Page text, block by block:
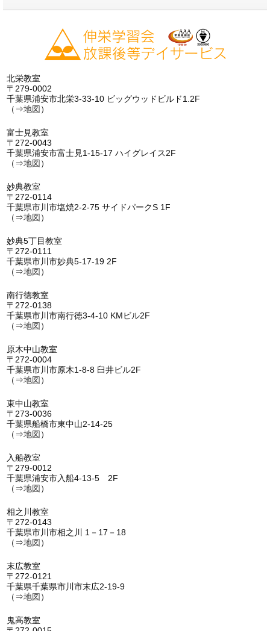
北栄教室
〒279-0002
千葉県浦安市北栄3-33-10 ビッグウッドビルド1.2F
（⇒地図 ）
富士見教室
〒272-0043
千葉県浦安市富士見1-15-17 ハイグレイス2F
（⇒地図 ）
妙典教室
〒272-0114
千葉県市川市塩焼2-2-75 サイドパークS 1F
（⇒地図 ）
妙典5丁目教室
〒272-0111
千葉県市川市妙典5-17-19 2F
（⇒地図 ）
南行徳教室
〒272-0138
千葉県市川市南行徳3-4-10 KMビル2F
（⇒地図 ）
原木中山教室
〒272-0004
千葉県市川市原木1-8-8 臼井ビル2F
（⇒地図 ）
東中山教室
〒273-0036
千葉県船橋市東中山2-14-25
（⇒地図 ）
入船教室
〒279-0012
千葉県浦安市入船4-13-5 2F
（⇒地図 ）
相之川教室
〒272-0143
千葉県市川市相之川 1－17－18
（⇒地図 ）
末広教室
〒272-0121
千葉県千葉県市川市末広2-19-9
（⇒地図 ）
鬼高教室